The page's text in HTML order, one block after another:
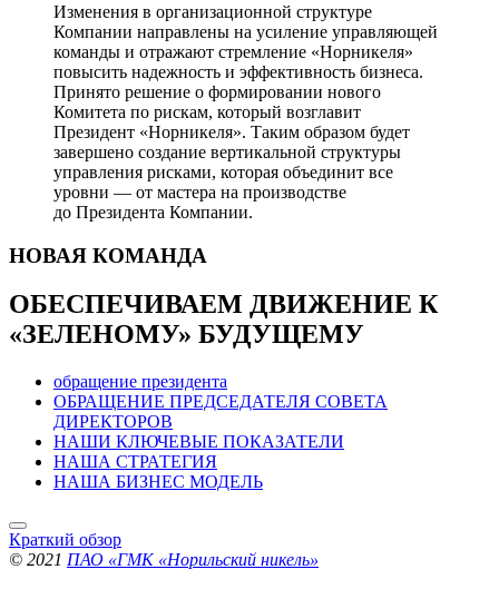
Изменения в организационной структуре
Компании направлены на усиление управляющей
команды и отражают стремление «Норникеля»
повысить надежность и эффективность бизнеса.
Принято решение о формировании нового
Комитета по рискам, который возглавит
Президент «Норникеля». Таким образом будет
завершено создание вертикальной структуры
управления рисками, которая объединит все
уровни — от мастера на производстве
до Президента Компании.
НОВАЯ КОМАНДА
ОБЕСПЕЧИВАЕМ ДВИЖЕНИЕ К
«ЗЕЛЕНОМУ» БУДУЩЕМУ
обращение президента
ОБРАЩЕНИЕ ПРЕДСЕДАТЕЛЯ СОВЕТА
ДИРЕКТОРОВ
НАШИ КЛЮЧЕВЫЕ ПОКАЗАТЕЛИ
НАША СТРАТЕГИЯ
НАША БИЗНЕС МОДЕЛЬ
Краткий обзор
© 2021 ПАО «ГМК «Норильский никель»